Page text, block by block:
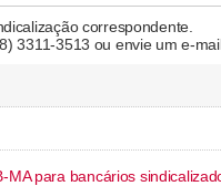
correspondente.
3311-3513 ou envie um e-
para bancários